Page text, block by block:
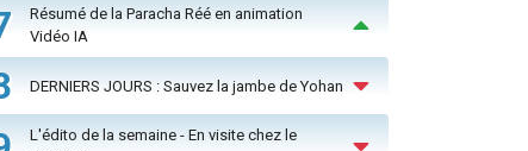
Résumé de la Paracha Réé en animation
Vidéo IA
DERNIERS JOURS : Sauvez la jambe de Yohan
L'édito de la semaine - En visite chez le